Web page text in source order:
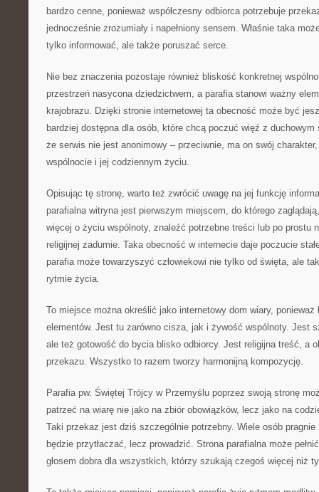
bardzo cenne, ponieważ współczesny odbiorca potrzebuje
jednocześnie zrozumiały i napełniony sensem. Właśnie taka
tylko informować, ale także poruszać serce.
Nie bez znaczenia pozostaje również bliskość konkretnej
przestrzeń nasycona dziedzictwem, a parafia stanowi ważny
krajobrazu. Dzięki stronie internetowej ta obecność może być
bardziej dostępna dla osób, które chcą poczuć więź z duchowym
że serwis nie jest anonimowy – przeciwnie, ma on swój
wspólnocie i jej codziennym życiu.
Opisując tę stronę, warto też zwrócić uwagę na jej funkcję
parafialna witryna jest pierwszym miejscem, do którego
więcej o życiu wspólnoty, znaleźć potrzebne treści lub po prostu
religijnej zadumie. Taka obecność w internecie daje poczucie
parafia może towarzyszyć człowiekowi nie tylko od święta, ale
rytmie życia.
To miejsce można określić jako internetowy dom wiary, ponieważ
elementów. Jest tu zarówno cisza, jak i żywość wspólnoty. Jest
ale też gotowość do bycia blisko odbiorcy. Jest religijna treść, a
przekazu. Wszystko to razem tworzy harmonijną kompozycję.
Parafia pw. Świętej Trójcy w Przemyślu poprzez swoją stronę
patrzeć na wiarę nie jako na zbiór obowiązków, lecz jako na
Taki przekaz jest dziś szczególnie potrzebny. Wiele osób
będzie przytłaczać, lecz prowadzić. Strona parafialna może
głosem dobra dla wszystkich, którzy szukają czegoś więcej niż